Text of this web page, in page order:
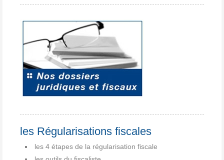
les Régularisations fiscales
les 4 étapes de la régularisation fiscale